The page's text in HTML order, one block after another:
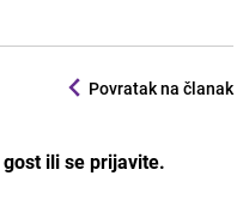
Povratak na članak
ili se prijavite.